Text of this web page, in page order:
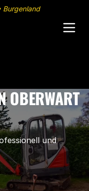
Burgenland
OBERWART
und